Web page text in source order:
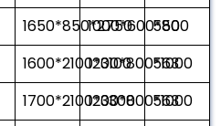
1650*850*27501000*600*800
550
1600*2100*31001200*800*1000
563
1700*2100*33001200*800*1000
563